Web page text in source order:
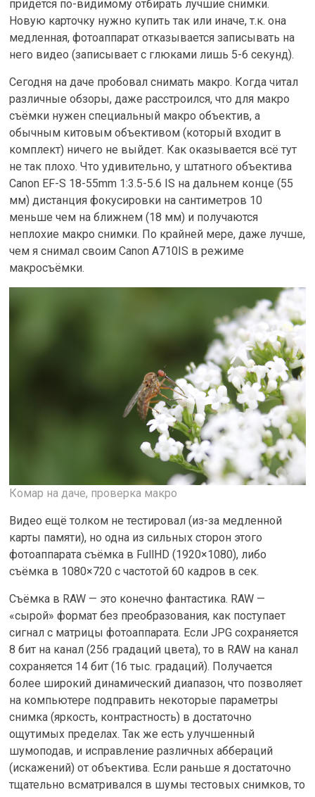
придётся по-видимому отбирать лучшие снимки.
Новую карточку нужно купить так или иначе, т.к. она
медленная, фотоаппарат отказывается записывать на
него видео (записывает с глюками лишь 5-6 секунд).
Сегодня на даче пробовал снимать макро. Когда читал
различные обзоры, даже расстроился, что для макро
съёмки нужен специальный макро объектив, а
обычным китовым объективом (который входит в
комплект) ничего не выйдет. Как оказывается всё тут
не так плохо. Что удивительно, у штатного объектива
Canon EF-S 18-55mm 1:3.5-5.6 IS на дальнем конце (55
мм) дистанция фокусировки на сантиметров 10
меньше чем на ближнем (18 мм) и получаются
неплохие макро снимки. По крайней мере, даже лучше,
чем я снимал своим Canon A710IS в режиме
макросъёмки.
Комар на даче, проверка макро
Видео ещё толком не тестировал (из-за медленной
карты памяти), но одна из сильных сторон этого
фотоаппарата съёмка в FullHD (1920×1080), либо
съёмка в 1080×720 c частотой 60 кадров в сек.
Съёмка в RAW — это конечно фантастика. RAW —
«сырой» формат без преобразования, как поступает
сигнал с матрицы фотоаппарата. Если JPG сохраняется
8 бит на канал (256 градаций цвета), то в RAW на канал
сохраняется 14 бит (16 тыс. градаций). Получается
более широкий динамический диапазон, что позволяет
на компьютере подправить некоторые параметры
снимка (яркость, контрастность) в достаточно
ощутимых пределах. Так же есть улучшенный
шумоподав, и исправление различных аббераций
(искажений) от объектива. Если раньше я достаточно
тщательно всматривался в шумы тестовых снимков, то